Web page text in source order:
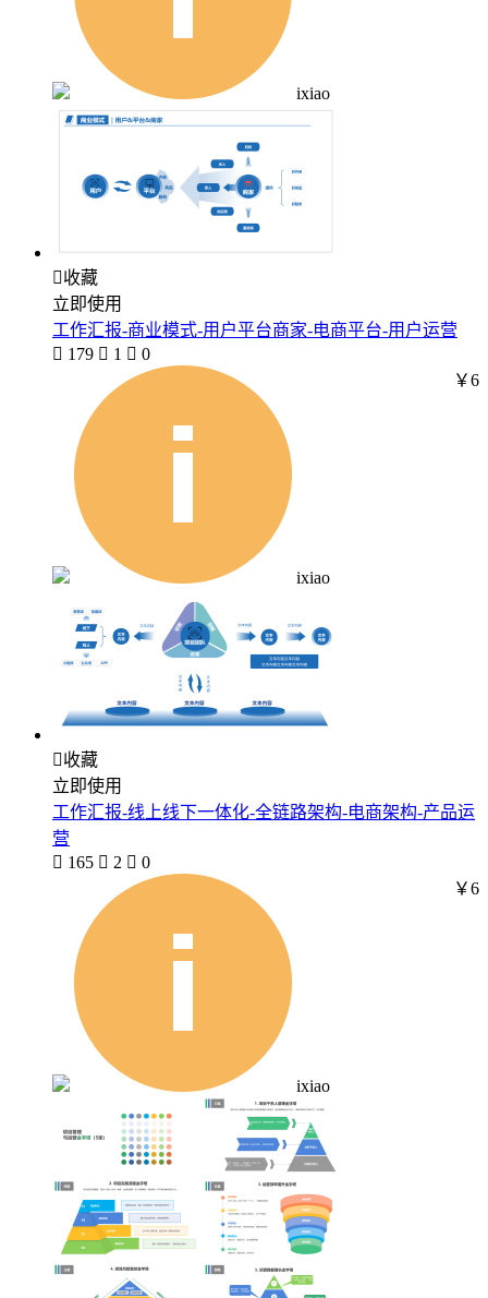
ixiao
收藏
立即使用
工作汇报-商业模式-用户平台商家-电商平台-用户运营
 179  1  0
ixiao
￥6
收藏
立即使用
工作汇报-线上线下一体化-全链路架构-电商架构-产品运
营
 165  2  0
ixiao
￥6